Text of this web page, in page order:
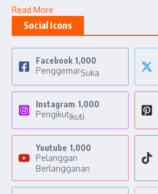
Read More
Social Icons
Facebook 1,000
PenggemarSuka
Instagram 1,000
PengikutIkuti
Youtube 1,000
Pelanggan
Berlangganan